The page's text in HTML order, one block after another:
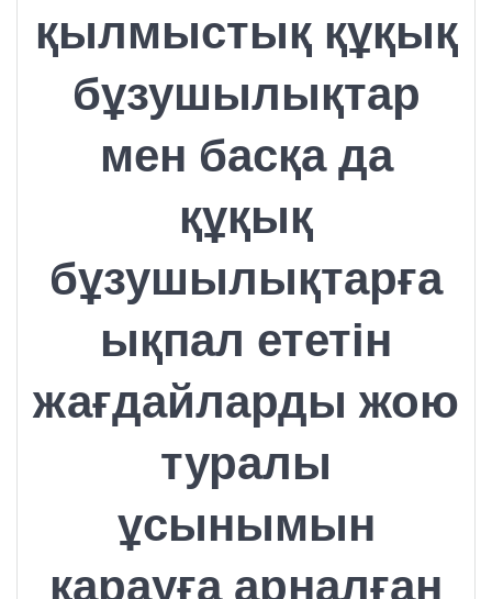
қылмыстық құқық
бұзушылықтар
мен басқа да
құқық
бұзушылықтарға
ықпал ететін
жағдайларды жою
туралы
ұсынымын
қарауға арналған